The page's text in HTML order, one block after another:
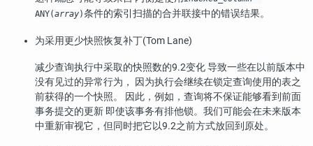
ANY(array)条件的索引扫描的合并联接中的错误结果。
为采用更少快照恢复补丁(Tom Lane)
减少查询执行中采取的快照数的9.2变化 导致一些在以前版本中
没有见过的异常行为， 因为执行会继续在锁定查询使用的表之
前获得的一个快照。 因此，例如，查询将不保证能够看到前面
事务提交的更新 即使该事务有排他锁。我们可能会在未来版本
中重新审视它，但同时把它以9.2之前方式放回到原处。